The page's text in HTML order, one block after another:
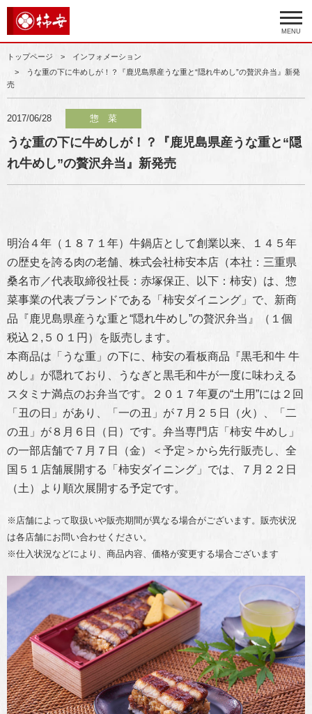
MENU
トップページ
インフォメーション
うな重の下に牛めしが！？『鹿児島県産うな重と“隠れ牛めし”の贅沢弁当』新発
売
2017/06/28 惣 菜
うな重の下に牛めしが！？『鹿児島県産うな重と“隠
れ牛めし”の贅沢弁当』新発売
明治４年（１８７１年）牛鍋店として創業以来、１４５年
の歴史を誇る肉の老舗、株式会社柿安本店（本社：三重県
桑名市／代表取締役社長：赤塚保正、以下：柿安）は、惣
菜事業の代表ブランドである「柿安ダイニング」で、新商
品『鹿児島県産うな重と“隠れ牛めし”の贅沢弁当』（１個
税込２ , ５０１円）を販売します。
本商品は「うな重」の下に、柿安の看板商品『黒毛和牛 牛
めし』が隠れており、うなぎと黒毛和牛が一度に味わえる
スタミナ満点のお弁当です。
２０１７年夏の“土用”には２回
「丑の日」があり、「一の丑」が７月２５日（火）、
「二
の丑」が８月６日（日）です。弁当専門店「柿安 牛めし」
の一部店舗で７月７日（金）
＜予定＞から先行販売し、全
国５１店舗展開する「柿安ダイニング」では、７月２２日
（土）より順次展開する予定です。
※店舗によって取扱いや販売期間が異なる場合がございます。販売状況
は各店舗にお問い合わせください。
※仕入状況などにより、商品内容、価格が変更する場合ございます